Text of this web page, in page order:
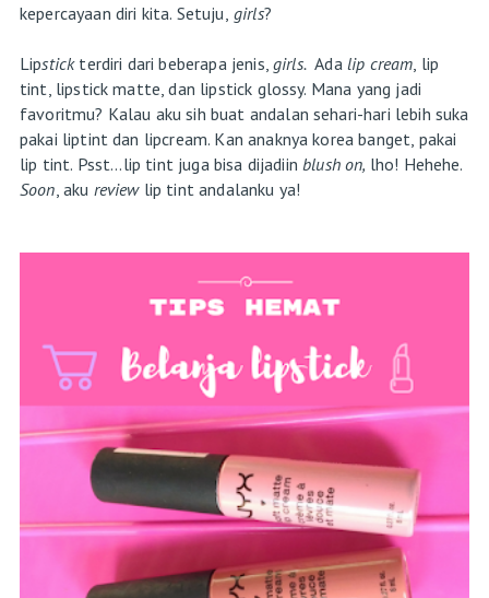
kepercayaan diri kita. Setuju, girls?
Lipstickterdiri dari beberapa jenis,girls. Ada lip cream , lip
tint, lipstick matte, dan lipstick glossy. Mana yang jadi
favoritmu? Kalau aku sih buat andalan sehari-hari lebih suka
pakai liptint dan lipcream. Kan anaknya korea banget, pakai
lip tint. Psst...lip tint juga bisa dijadiinblush on, lho! Hehehe.
Soon , aku review lip tint andalanku ya!